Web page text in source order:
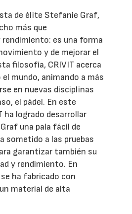
de élite Stefanie Graf,
más que
es una forma
y de mejorar el
filosofía, CRIVIT acerca
mundo, animando a más
en nuevas disciplinas
el pádel. En este
ha logrado desarrollar
una pala fácil de
sometido a las pruebas
garantizar también su
y rendimiento. En
ha fabricado con
material de alta